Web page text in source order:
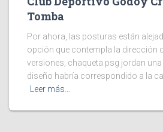
Tomba
Por ahora, las posturas están
opción que contempla la dirección
versiones, chaqueta psg jordan una
diseño habría correspondido a la
Leer más…